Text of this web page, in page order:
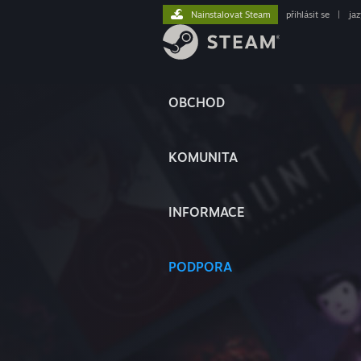
OBCHOD
KOMUNITA
INFORMACE
PODPORA
Nainstalovat Steam přihlásit se